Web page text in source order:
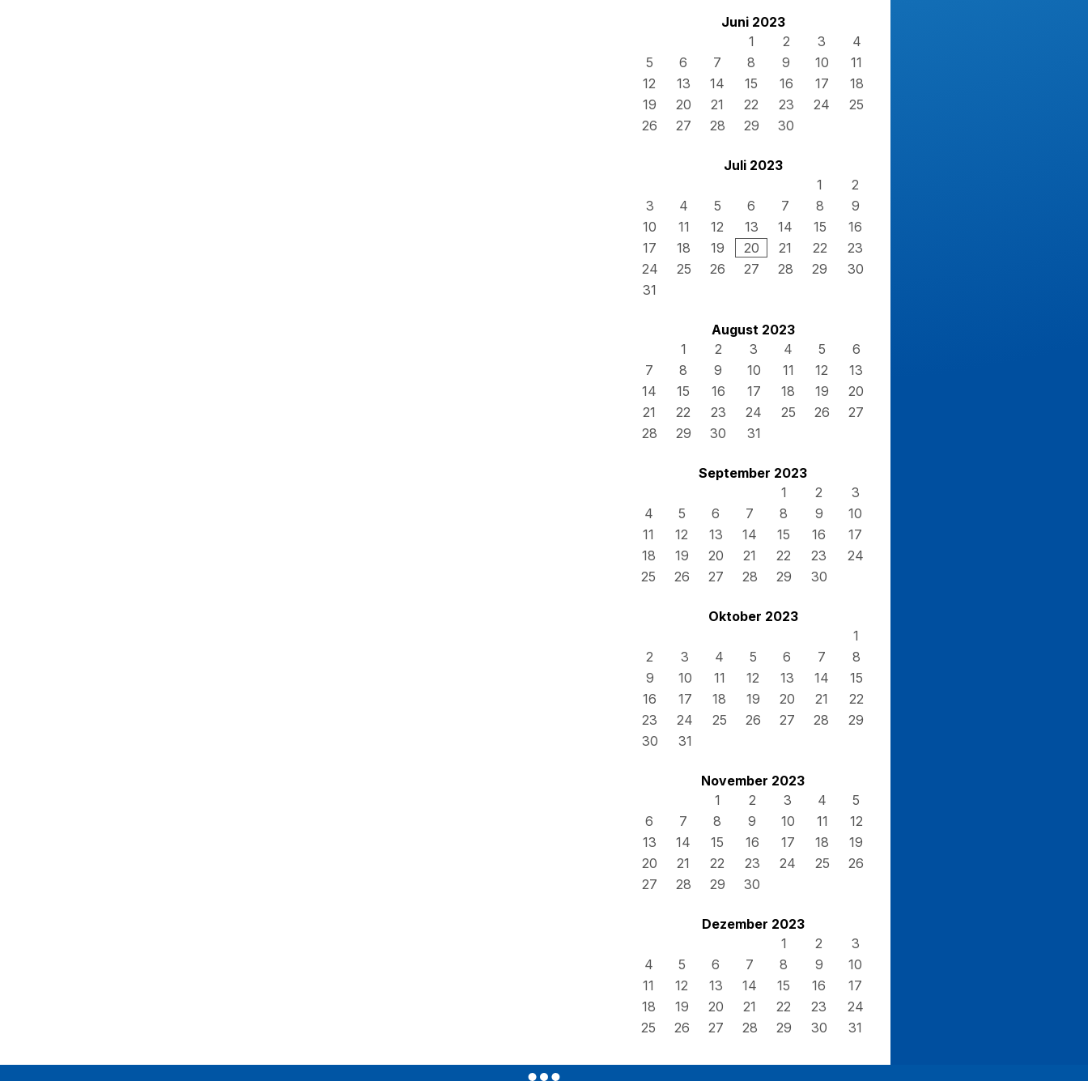
Juni 2023
1
2 3
4
5
6 7 8 9 10
11
12
13 14 15 16 17
18
19
20 21 22 23 24
25
26
27 28 29 30
Juli 2023
1
2
3
4 5 6 7 8
9
10
11 12 13 14 15
16
17
18 19 20 21 22
23
24
25 26 27 28 29
30
31
August 2023
1
2 3 4 5
6
7
8 9 10 11 12
13
14
15 16 17 18 19
20
21
22 23 24 25 26
27
28
29 30 31
September 2023
1
2
3
4
5 6 7 8 9
10
11
12 13 14 15 16
17
18
19 20 21 22 23
24
25
26 27 28 29 30
Oktober 2023
1
2
3 4 5 6 7
8
9
10 11 12 13 14
15
16
17 18 19 20 21
22
23
24 25 26 27 28
29
30
31
November 2023
1
2 3 4
5
6
7 8 9 10 11
12
13
14 15 16 17 18
19
20
21 22 23 24 25
26
27
28 29 30
Dezember 2023
1
2
3
4
5 6 7 8 9
10
11
12 13 14 15 16
17
18
19 20 21 22 23
24
25
26 27 28 29 30 31